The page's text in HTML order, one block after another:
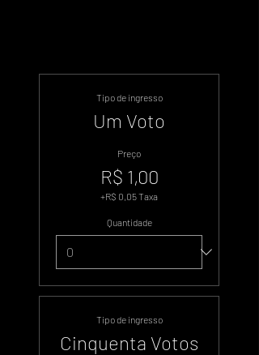
Tipo de ingresso
Um Voto
Preço
R$ 1,00
+R$ 0,05 Taxa
Quantidade
Tipo de ingresso
Cinquenta Votos